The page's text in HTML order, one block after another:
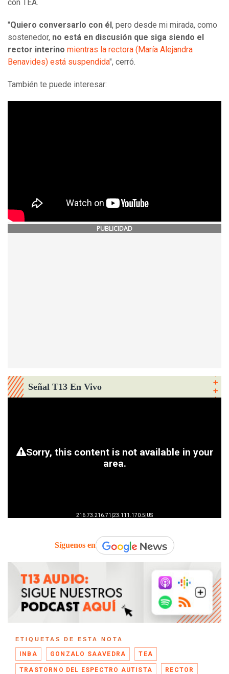
con TEA.
"Quiero conversarlo con él, pero desde mi mirada, como
sostenedor, no está en discusión que siga siendo el
rector interino mientras la rectora (María Alejandra
Benavides) está suspendida", cerró.
También te puede interesar:
PUBLICIDAD
Señal T13 En Vivo
Síguenos en
ETIQUETAS DE ESTA NOTA
INBA GONZALO SAAVEDRA TEA
TRASTORNO DEL ESPECTRO AUTISTA RECTOR